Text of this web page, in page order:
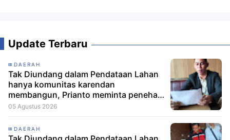
Update Terbaru
DAERAH
Tak Diundang dalam Pendataan Lahan
hanya komunitas karendan
membangun, Prianto meminta penehat
hukum Layangkan Somasi dan Siapkan
05 Agustus 2026
DAERAH